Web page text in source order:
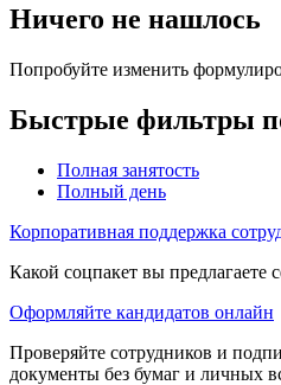
Ничего не нашлось
Попробуйте изменить
Быстрые фильтры
Полная занятость
Полный день
Корпоративная поддержка
Какой соцпакет вы предлагаете
Оформляйте кандидатов онлайн
Проверяйте сотрудников и
документы без бумаг и личных